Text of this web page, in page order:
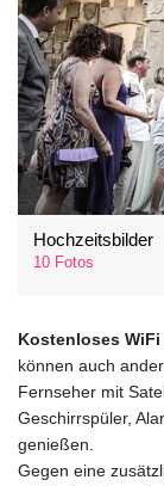
Hochzeitsbilder
10 Fotos
Kostenloses WiFi
können auch
Fernseher mit
Geschirrspüler,
genießen.
Gegen eine